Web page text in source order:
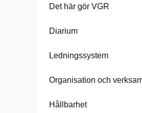
Det här gör VGR
Diarium
Ledningssystem
Organisation och
Hållbarhet